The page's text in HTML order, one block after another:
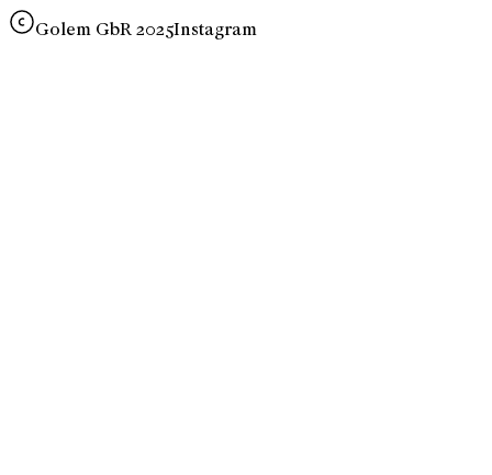
Golem GbR 2025Instagram